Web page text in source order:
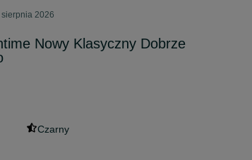
2026
Nowy Klasyczny Dobrze
Czarny